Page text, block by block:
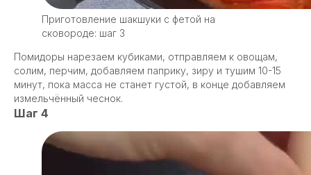
Приготовление шакшуки с фетой на
сковороде: шаг 3
Помидоры нарезаем кубиками, отправляем к овощам,
солим, перчим, добавляем паприку, зиру и тушим 10-15
минут, пока масса не станет густой, в конце добавляем
измельчённый чеснок.
Шаг 4